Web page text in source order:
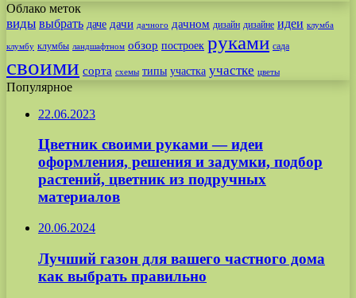
Облако меток
виды выбрать даче дачи дачного дачном дизайн дизайне идеи клумба
клумбу клумбы ландшафтном обзор построек руками сада
своими сорта схемы типы участка участке цветы
Популярное
22.06.2023
Цветник своими руками — идеи
оформления, решения и задумки, подбор
растений, цветник из подручных
материалов
20.06.2024
Лучший газон для вашего частного дома
как выбрать правильно